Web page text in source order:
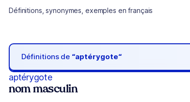
Définitions, synonymes, exemples en français
Définitions de “aptérygote“
aptérygote
nom masculin